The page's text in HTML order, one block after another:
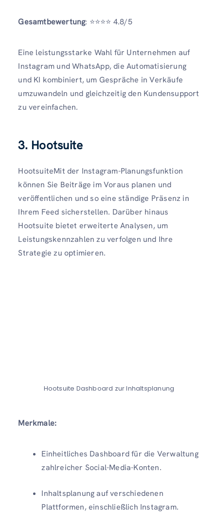
Gesamtbewertung: ⭐️⭐️⭐️⭐️ 4.8/5
Eine leistungsstarke Wahl für Unternehmen auf
Instagram und WhatsApp, die Automatisierung
und KI kombiniert, um Gespräche in Verkäufe
umzuwandeln und gleichzeitig den Kundensupport
zu vereinfachen.
3. Hootsuite
HootsuiteMit der Instagram-Planungsfunktion
können Sie Beiträge im Voraus planen und
veröffentlichen und so eine ständige Präsenz in
Ihrem Feed sicherstellen. Darüber hinaus
Hootsuite bietet erweiterte Analysen, um
Leistungskennzahlen zu verfolgen und Ihre
Strategie zu optimieren.
Hootsuite Dashboard zur Inhaltsplanung
Merkmale:
Einheitliches Dashboard für die Verwaltung
zahlreicher Social-Media-Konten.
Inhaltsplanung auf verschiedenen
Plattformen, einschließlich Instagram.